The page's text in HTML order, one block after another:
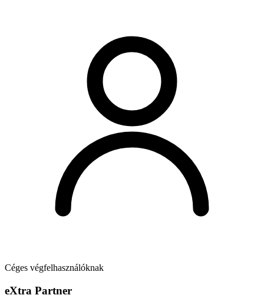
Céges végfelhasználóknak
eXtra Partner